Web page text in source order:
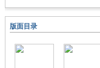
版面目录